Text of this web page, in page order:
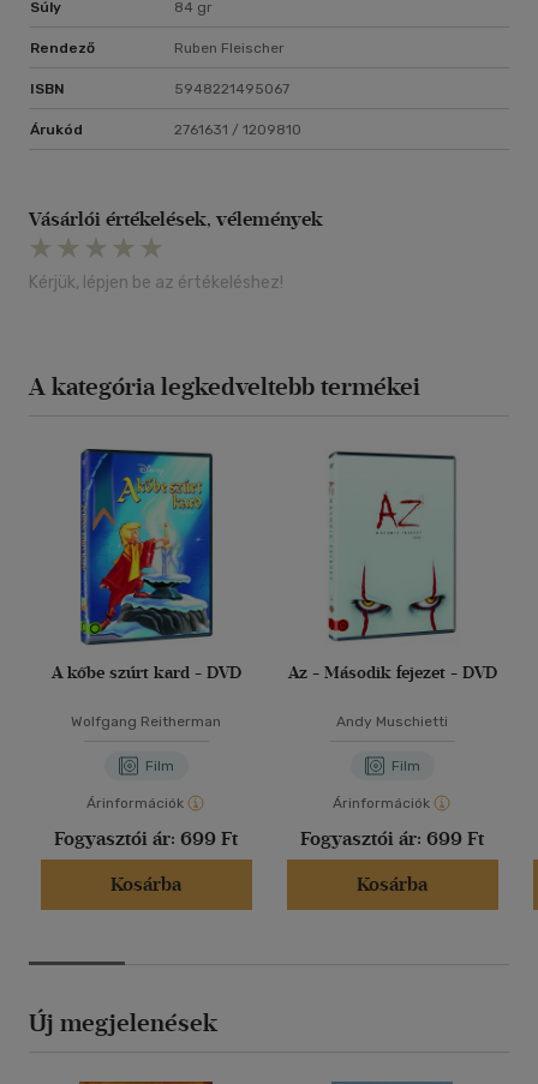
Súly 84 gr
Rendező Ruben Fleischer
ISBN 5948221495067
Árukód 2761631 / 1209810
Vásárlói értékelések, vélemények
Kérjük, lépjen be az értékeléshez!
A kategória legkedveltebb termékei
A kőbe szúrt kard - DVD
Wolfgang Reitherman
Film
Árinformációk
Fogyasztói ár: 699 Ft
Kosárba
Az - Második fejezet - DVD
Andy Muschietti
Film
Árinformációk
Fogyasztói ár: 699 Ft
Kosárba
Új megjelenések